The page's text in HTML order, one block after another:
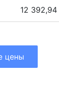
12 392,94
цены